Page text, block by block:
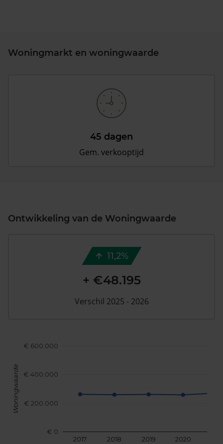
Woningmarkt en woningwaarde
45 dagen
Gem. verkooptijd
Ontwikkeling van de Woningwaarde
2017 2018 2019 2020
€ 0
€ 200.000
€ 400.000
€ 600.000
Woningwaarde
11,2%
+ €48.195
Verschil 2025 - 2026